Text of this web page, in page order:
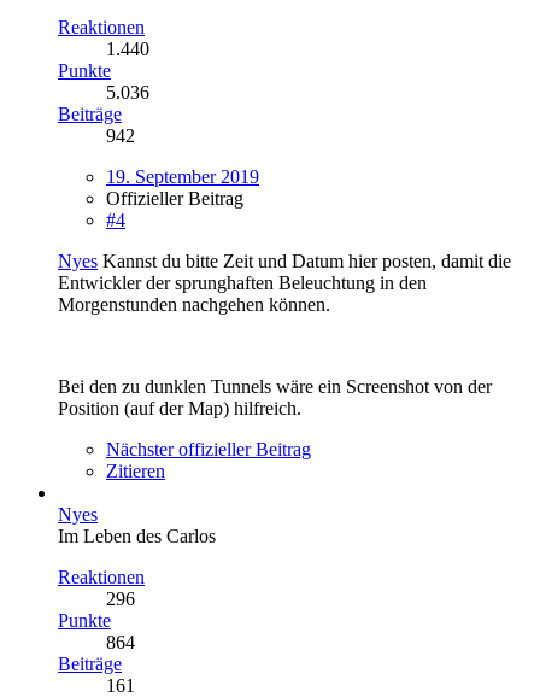
Reaktionen
1.440
Punkte
5.036
Beiträge
942
19. September 2019
Offizieller Beitrag
#4
Nyes Kannst du bitte Zeit und Datum hier posten, damit die
Entwickler der sprunghaften Beleuchtung in den
Morgenstunden nachgehen können.
Bei den zu dunklen Tunnels wäre ein Screenshot von der
Position (auf der Map) hilfreich.
Nächster offizieller Beitrag
Zitieren
Nyes
Im Leben des Carlos
Reaktionen
296
Punkte
864
Beiträge
161